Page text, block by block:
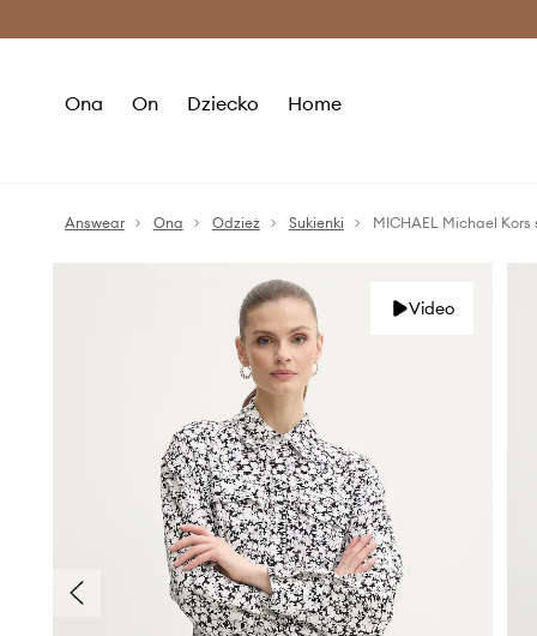
Ona On Dziecko Home
Answear Ona Odzież Sukienki MICHAEL Michael Kors
Video